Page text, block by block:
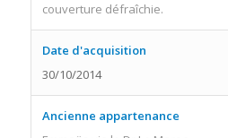
couverture défraîchie.
Date d'acquisition
30/10/2014
Ancienne appartenance